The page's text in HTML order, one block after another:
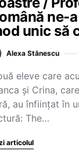
ne-
unic să
Alexa Stănescu
eleve care
și Crina,
au înființat în
The…
articolul